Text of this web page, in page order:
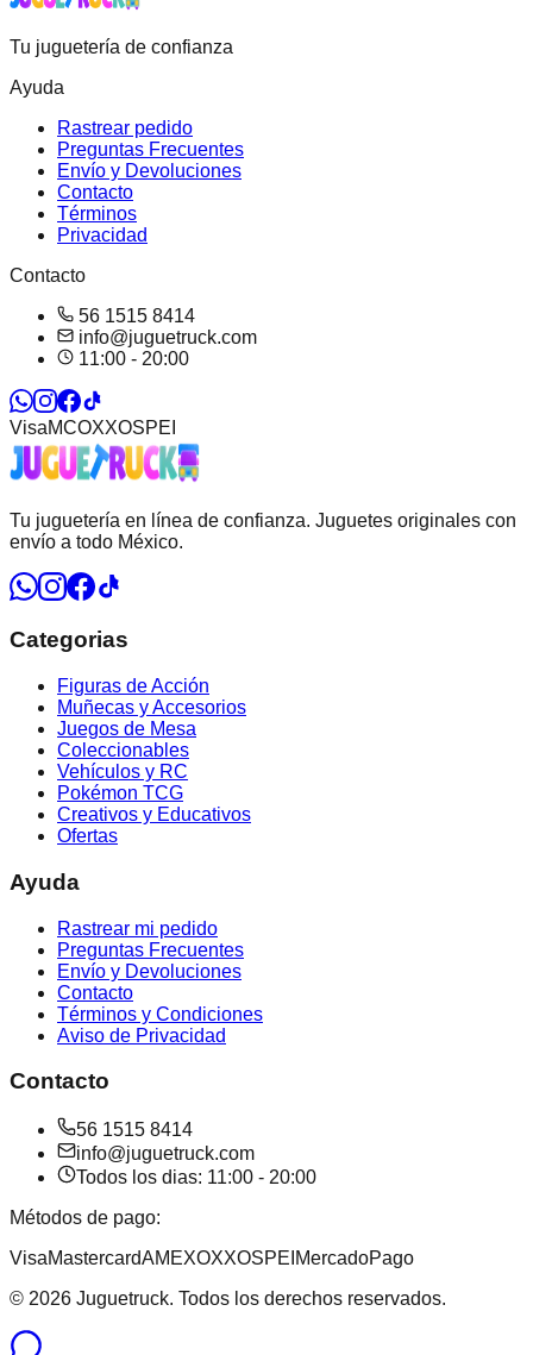
Tu juguetería de confianza
Ayuda
Rastrear pedido
Preguntas Frecuentes
Envío y Devoluciones
Contacto
Términos
Privacidad
Contacto
56 1515 8414
info@juguetruck.com
11:00 - 20:00
VisaMCOXXOSPEI
Tu juguetería en línea de confianza. Juguetes originales con
envío a todo México.
Categorias
Figuras de Acción
Muñecas y Accesorios
Juegos de Mesa
Coleccionables
Vehículos y RC
Pokémon TCG
Creativos y Educativos
Ofertas
Ayuda
Rastrear mi pedido
Preguntas Frecuentes
Envío y Devoluciones
Contacto
Términos y Condiciones
Aviso de Privacidad
Contacto
56 1515 8414
info@juguetruck.com
Todos los dias: 11:00 - 20:00
Métodos de pago:
VisaMastercardAMEXOXXOSPEI MercadoPago
© 2026 Juguetruck. Todos los derechos reservados.